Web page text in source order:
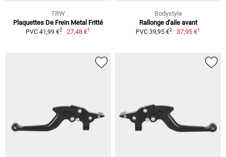
TRW
Plaquettes De Frein Metal Fritté
PVC 41,99 €2 27,48 €1
Bodystyle
Rallonge d'aile avant
PVC 39,95 €2 37,95 €1